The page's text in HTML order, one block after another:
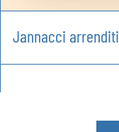
Jannacci